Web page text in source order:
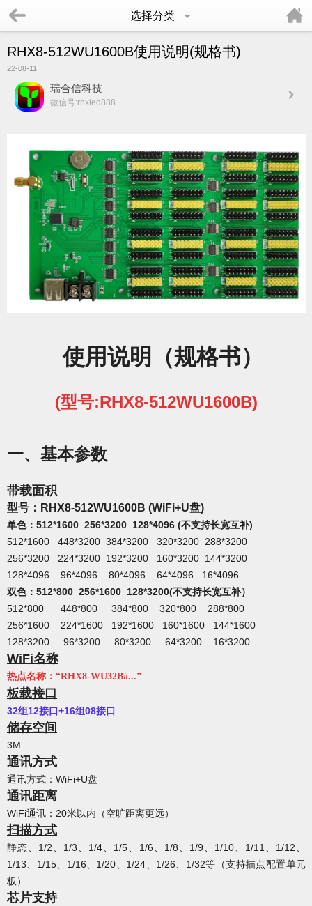
选择分类
RHX8-512WU1600B使用说明(规格书)
22-08-11
瑞合信科技
微信号:rhxled888
使用说明（规格书）
(型号:RHX8-512WU1600B)
一、 基本参数
带载面积
型号：RHX8-512WU1600B (WiFi+U盘)
单色：512*1600 256*3200 128*4096 (不支持长宽互补)
512*1600 448*3200 384*3200 320*3200 288*3200
256*3200 224*3200 192*3200 160*3200 144*3200
128*4096 96*4096 80*4096 64*4096 16*4096
双色：512*800 256*1600 128*3200(不支持长宽互补）
512*800 448*800 384*800 320*800 288*800
256*1600 224*1600 192*1600 160*1600 144*1600
128*3200 96*3200 80*3200 64*3200 16*3200
WiFi名称
热点名称：“RHX8-WU32B#...”
板载接口
32组12接口+16组08接口
储存空间
3M
通讯方式
通讯方式：WiFi+U盘
通讯距离
WiFi通讯：20米以内（空旷距离更远）
扫描方式
静态、1/2、1/3、1/4、1/5、1/6、1/8、1/9、1/10、1/11、1/12、
1/13、1/15、1/16、1/20、1/24、1/26、1/32等（支持描点配置单元
板）
芯片支持